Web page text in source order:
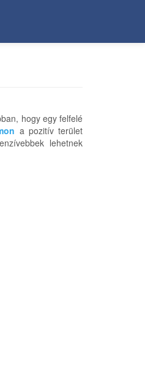
hogy egy felfelé
a pozitív terület
lehetnek